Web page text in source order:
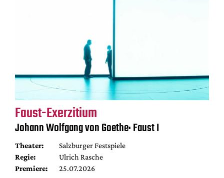
Faust-Exerzitium
Johann Wolfgang von Goethe: Faust I
Theater:
Salzburger Festspiele
Regie:
Ulrich Rasche
Premiere:
25.07.2026